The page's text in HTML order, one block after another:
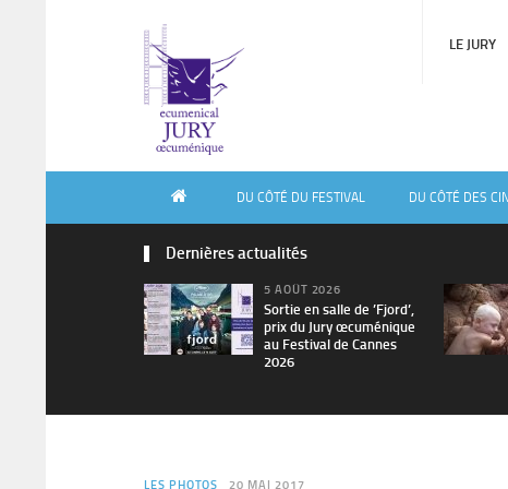
LE JURY
DU CÔTÉ DU FESTIVAL DU CÔTÉ DES
Dernières actualités
5 AOÛT 2026
Sortie en salle de ’Fjord’,
prix du Jury œcuménique
au Festival de Cannes
2026
LES PHOTOS 20 MAI 2017